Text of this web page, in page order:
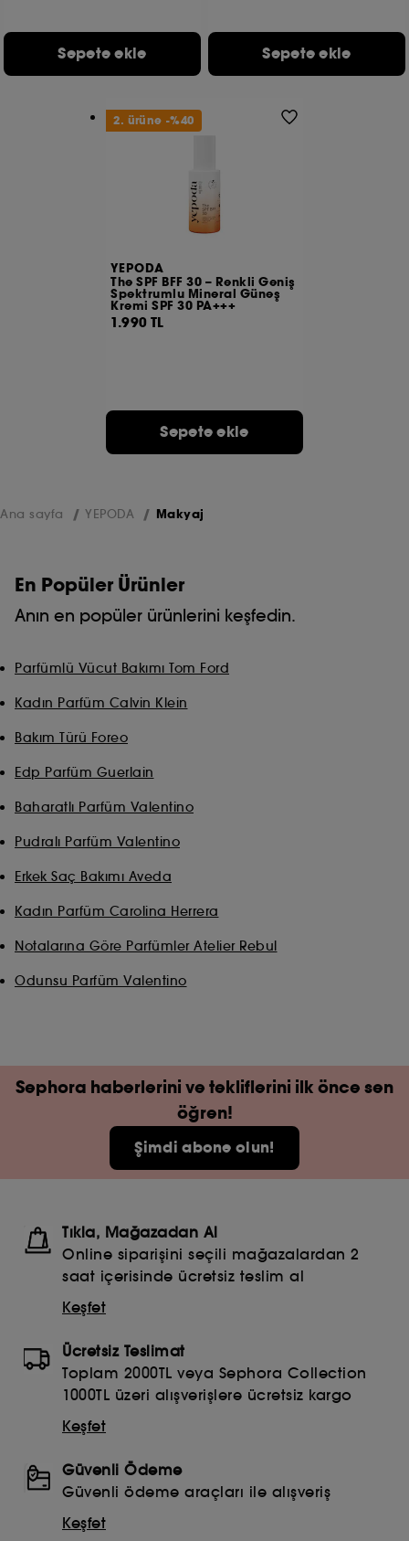
Sepete ekle Sepete ekle
YEPODA
The SPF BFF 30 – Renkli Geniş
Spektrumlu Mineral Güneş
Kremi SPF 30 PA+++
1.990 TL
Sepete ekle
2. ürüne -%40
Ana sayfa YEPODA Makyaj
En Popüler Ürünler
Anın en popüler ürünlerini keşfedin.
Parfümlü Vücut Bakımı Tom Ford
Kadın Parfüm Calvin Klein
Bakım Türü Foreo
Edp Parfüm Guerlain
Baharatlı Parfüm Valentino
Pudralı Parfüm Valentino
Erkek Saç Bakımı Aveda
Kadın Parfüm Carolina Herrera
Notalarına Göre Parfümler Atelier Rebul
Odunsu Parfüm Valentino
Sephora haberlerini ve tekliflerini ilk önce sen
öğren!
Şimdi abone olun!
Tıkla, Mağazadan Al
Online siparişini seçili mağazalardan 2
saat içerisinde ücretsiz teslim al
Keşfet
Ücretsiz Teslimat
Toplam 2000TL veya Sephora Collection
1000TL üzeri alışverişlere ücretsiz kargo
Keşfet
Güvenli Ödeme
Güvenli ödeme araçları ile alışveriş
Keşfet